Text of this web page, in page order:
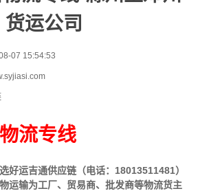
货运公司
07 15:54:53
流专线
好运吉通供应链（电话：18013511481）
运输为工厂、贸易商、批发商等物流货主